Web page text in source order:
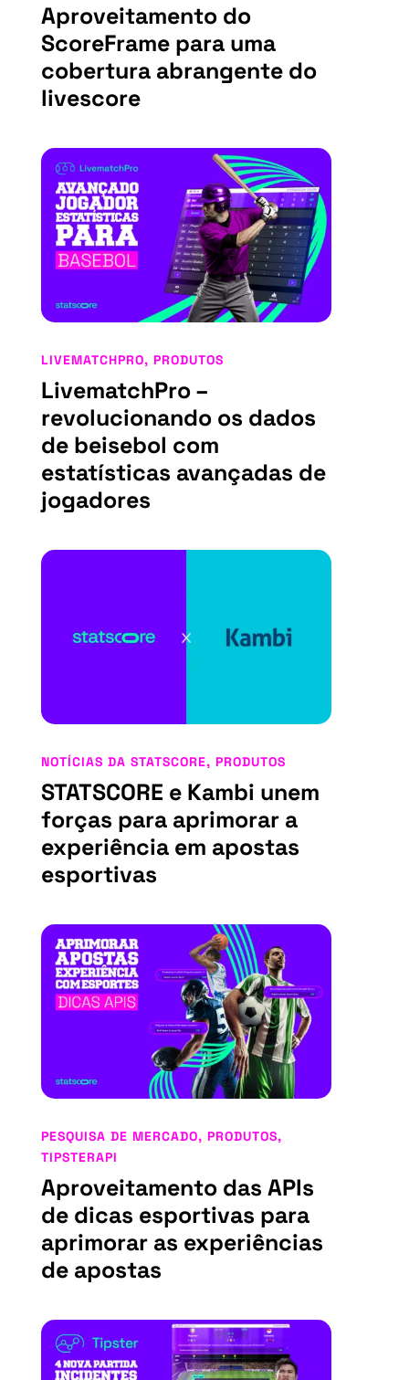
Aproveitamento do
ScoreFrame para uma
cobertura abrangente do
livescore
LivematchPro –
revolucionando os dados
de beisebol com
estatísticas avançadas de
jogadores
LIVEMATCHPRO, PRODUTOS
STATSCORE e Kambi unem
forças para aprimorar a
experiência em apostas
esportivas
NOTÍCIAS DA STATSCORE, PRODUTOS
Aproveitamento das APIs
de dicas esportivas para
aprimorar as experiências
de apostas
PESQUISA DE MERCADO, PRODUTOS,
TIPSTERAPI